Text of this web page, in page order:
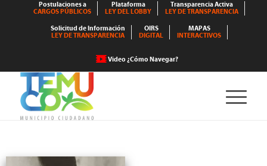
Postulaciones a
CARGOS PÚBLICOS
Plataforma
LEY DEL LOBBY
Transparencia Activa
LEY DE TRANSPARENCIA
Solicitud de Información
LEY DE TRANSPARENCIA
OIRS
DIGITAL
MAPAS
INTERACTIVOS
Video ¿Cómo Navegar?